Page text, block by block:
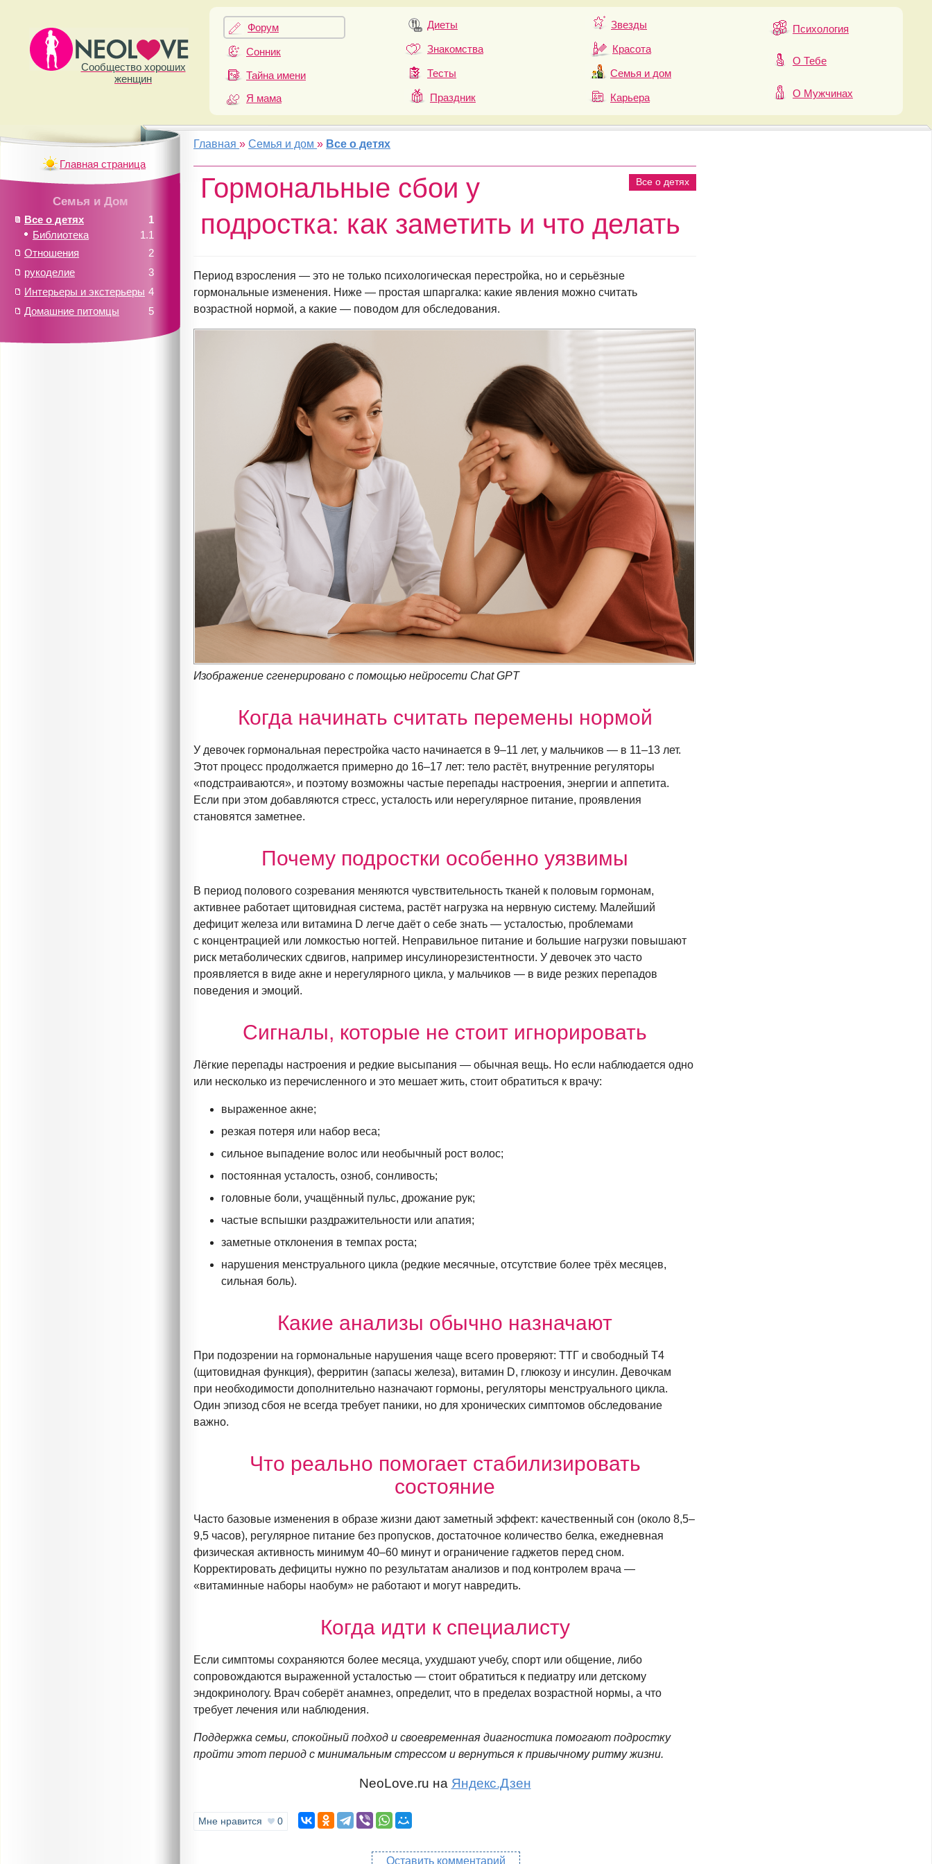
Сообщество хороших
женщин
Форум
Сонник
Тайна имени
Я мама
Диеты
Знакомства
Тесты
Праздник
Звезды
Красота
Семья и дом
Карьера
Психология
О Тебе
О Мужчинах
Главная »Семья и дом » Все о детях
Все о детях
Гормональные сбои у
подростка: как заметить и что делать
Период взросления — это не только психологическая перестройка, но и серьёзные
гормональные изменения. Ниже — простая шпаргалка: какие явления можно считать
возрастной нормой, а какие — поводом для обследования.
Изображение сгенерировано с помощью нейросети Chat GPT
Когда начинать считать перемены нормой
У девочек гормональная перестройка часто начинается в 9–11 лет, у мальчиков — в 11–13 лет.
Этот процесс продолжается примерно до 16–17 лет: тело растёт, внутренние регуляторы
«подстраиваются», и поэтому возможны частые перепады настроения, энергии и аппетита.
Если при этом добавляются стресс, усталость или нерегулярное питание, проявления
становятся заметнее.
Почему подростки особенно уязвимы
В период полового созревания меняются чувствительность тканей к половым гормонам,
активнее работает щитовидная система, растёт нагрузка на нервную систему. Малейший
дефицит железа или витамина D легче даёт о себе знать — усталостью, проблемами
с концентрацией или ломкостью ногтей. Неправильное питание и большие нагрузки повышают
риск метаболических сдвигов, например инсулинорезистентности. У девочек это часто
проявляется в виде акне и нерегулярного цикла, у мальчиков — в виде резких перепадов
поведения и эмоций.
Сигналы, которые не стоит игнорировать
Лёгкие перепады настроения и редкие высыпания — обычная вещь. Но если наблюдается одно
или несколько из перечисленного и это мешает жить, стоит обратиться к врачу:
выраженное акне;
резкая потеря или набор веса;
сильное выпадение волос или необычный рост волос;
постоянная усталость, озноб, сонливость;
головные боли, учащённый пульс, дрожание рук;
частые вспышки раздражительности или апатия;
заметные отклонения в темпах роста;
нарушения менструального цикла (редкие месячные, отсутствие более трёх месяцев,
сильная боль).
Какие анализы обычно назначают
При подозрении на гормональные нарушения чаще всего проверяют: ТТГ и свободный Т4
(щитовидная функция), ферритин (запасы железа), витамин D, глюкозу и инсулин. Девочкам
при необходимости дополнительно назначают гормоны, регуляторы менструального цикла.
Один эпизод сбоя не всегда требует паники, но для хронических симптомов обследование
важно.
Что реально помогает стабилизировать
состояние
Часто базовые изменения в образе жизни дают заметный эффект: качественный сон (около 8,5–
9,5 часов), регулярное питание без пропусков, достаточное количество белка, ежедневная
физическая активность минимум 40–60 минут и ограничение гаджетов перед сном.
Корректировать дефициты нужно по результатам анализов и под контролем врача —
«витаминные наборы наобум» не работают и могут навредить.
Когда идти к специалисту
Если симптомы сохраняются более месяца, ухудшают учебу, спорт или общение, либо
сопровождаются выраженной усталостью — стоит обратиться к педиатру или детскому
эндокринологу. Врач соберёт анамнез, определит, что в пределах возрастной нормы, а что
требует лечения или наблюдения.
Поддержка семьи, спокойный подход и своевременная диагностика помогают подростку
пройти этот период с минимальным стрессом и вернуться к привычному ритму жизни.
NeoLove.ru на Яндекс.Дзен
Мне нравится 0
Оставить комментарий
Главная страница
Семья и Дом
1
Все о детях
1.1
Библиотека
2
Отношения
3
рукоделие
4
Интерьеры и экстерьеры
5
Домашние питомцы